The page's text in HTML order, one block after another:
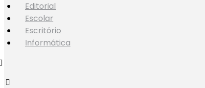
Editorial
Escolar
Escritório
Informática